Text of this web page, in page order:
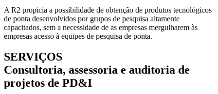
A R2 propicia a possibilidade de obtenção de produtos tecnológicos
de ponta desenvolvidos por grupos de pesquisa altamente
capacitados, sem a necessidade de as empresas mergulharem às
empresas acesso à equipes de pesquisa de ponta.
SERVIÇOS
Consultoria, assessoria e auditoria de
projetos de PD&I